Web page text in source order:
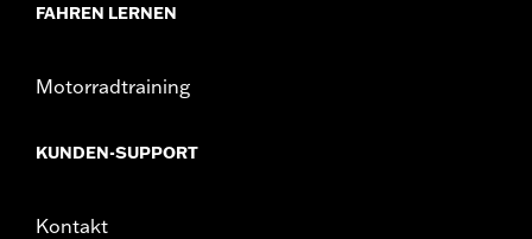
FAHREN LERNEN
Motorradtraining
KUNDEN-SUPPORT
Kontakt